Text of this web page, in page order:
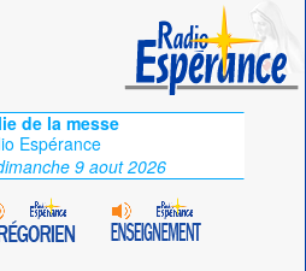
de la messe
Espérance
9 aout 2026